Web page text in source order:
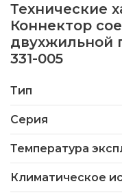
Технические
Коннектор
двухжильной
331-005
Тип
Серия
Температура
Климатическое